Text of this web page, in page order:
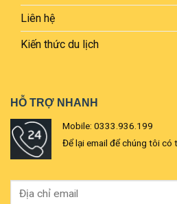
Liên hệ
Kiến thức du lịch
HỖ TRỢ NHANH
Mobile: 0333.936.199
Để lại email để chúng tôi có